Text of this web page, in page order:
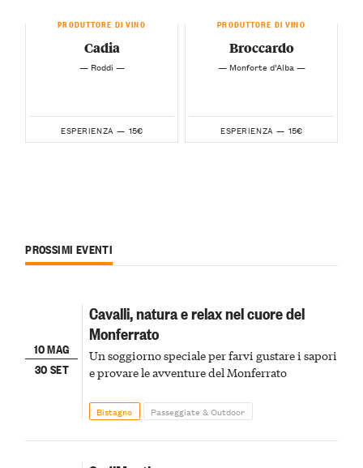
PRODUTTORE DI VINO
Cadia
— Roddi —
ESPERIENZA — 15€
PRODUTTORE DI VINO
Broccardo
— Monforte d’Alba —
ESPERIENZA — 15€
PROSSIMI EVENTI
10 MAG
30 SET
Cavalli, natura e relax nel cuore del
Monferrato
Un soggiorno speciale per farvi gustare i sapori
e provare le avventure del Monferrato
Bistagno Passeggiate & Outdoor